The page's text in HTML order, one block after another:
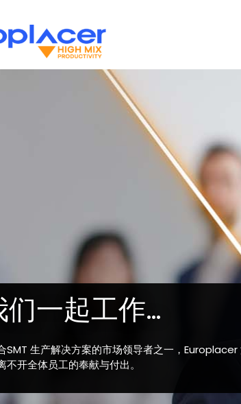
贴片机
丝网印刷机
注意： 生产线解决方案产品因国
客户支持
们一起工作…
SMT 生产解决方案的市场领导者之一，Europlacer
不开全体员工的奉献与付出。